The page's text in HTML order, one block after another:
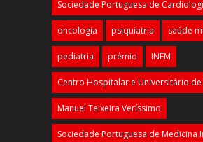
Sociedade Portuguesa de
oncologia psiquiatria saúde
pediatria prémio INEM
Centro Hospitalar e Universitário
Manuel Teixeira Veríssimo
Sociedade Portuguesa de Medicina